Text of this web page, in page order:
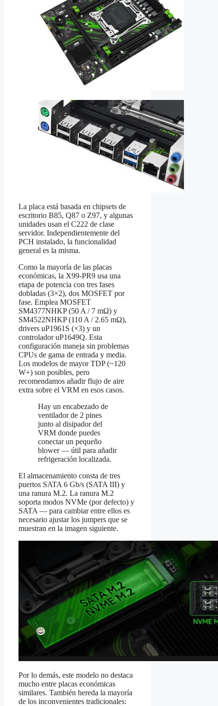
La placa está basada en chipsets de
escritorio B85, Q87 o Z97, y algunas
unidades usan el C222 de clase
servidor. Independientemente del
PCH instalado, la funcionalidad
general es la misma.
Como la mayoría de las placas
económicas, la X99‑PR9 usa una
etapa de potencia con tres fases
dobladas (3×2), dos MOSFET por
fase. Emplea MOSFET
SM4377NHKP (50 A / 7 mΩ) y
SM4522NHKP (110 A / 2.65 mΩ),
drivers uP1961S (×3) y un
controlador uP1649Q. Esta
configuración maneja sin problemas
CPUs de gama de entrada y media.
Los modelos de mayor TDP (~120
W+) son posibles, pero
recomendamos añadir flujo de aire
extra sobre el VRM en esos casos.
Hay un encabezado de
ventilador de 2 pines
junto al disipador del
VRM donde puedes
conectar un pequeño
blower — útil para añadir
refrigeración localizada.
El almacenamiento consta de tres
puertos SATA 6 Gb/s (SATA III) y
una ranura M.2. La ranura M.2
soporta modos NVMe (por defecto) y
SATA — para cambiar entre ellos es
necesario ajustar los jumpers que se
muestran en la imagen siguiente.
Por lo demás, este modelo no destaca
mucho entre placas económicas
similares. También hereda la mayoría
de los inconvenientes tradicionales: